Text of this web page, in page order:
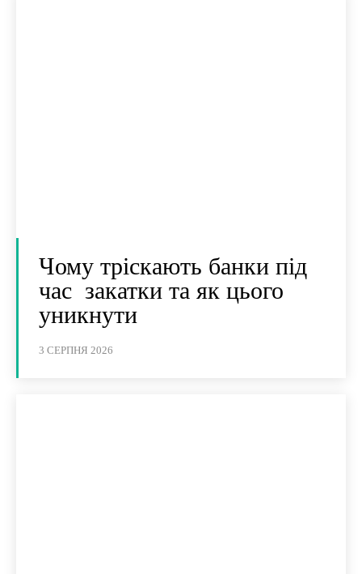
Чому тріскають банки під
час закатки та як цього
уникнути
3 СЕРПНЯ 2026